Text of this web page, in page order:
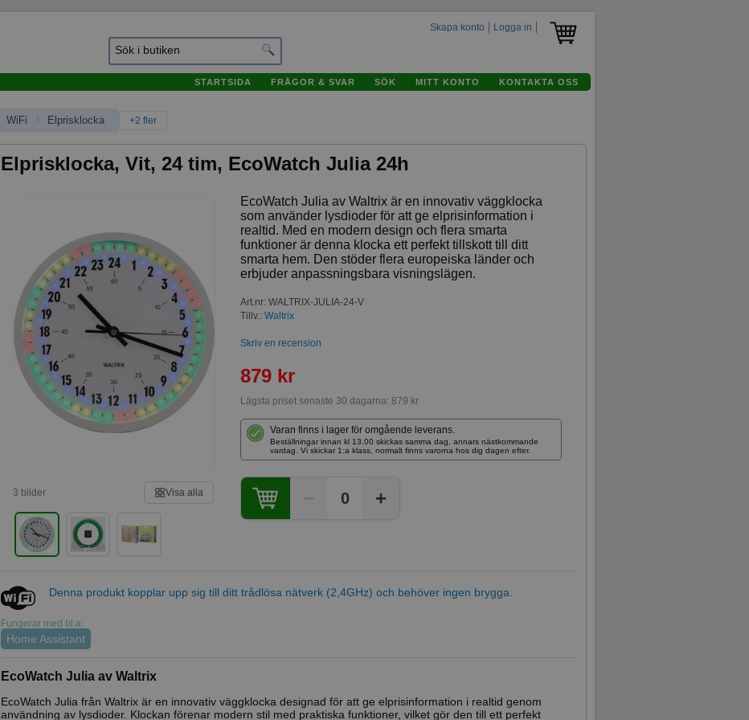
Skapa konto Logga in
STARTSIDA FRÅGOR & SVAR SÖK MITT KONTO KONTAKTA OSS
WiFi › Elprisklocka +2 fler
Elprisklocka, Vit, 24 tim, EcoWatch Julia 24h
3 bilder Visa alla
EcoWatch Julia av Waltrix är en innovativ väggklocka
som använder lysdioder för att ge elprisinformation i
realtid. Med en modern design och flera smarta
funktioner är denna klocka ett perfekt tillskott till ditt
smarta hem. Den stöder flera europeiska länder och
erbjuder anpassningsbara visningslägen.
Art.nr: WALTRIX-JULIA-24-V
Tillv.: Waltrix
Skriv en recension
879 kr
Lägsta priset senaste 30 dagarna: 879 kr
Varan finns i lager för omgående leverans.
Beställningar innan kl 13.00 skickas samma dag, annars nästkommande
vardag. Vi skickar 1:a klass, normalt finns varorna hos dig dagen efter.
0 +
Denna produkt kopplar upp sig till ditt trådlösa nätverk (2,4GHz) och behöver ingen brygga.
Fungerar med bl.a:
Home Assistant
EcoWatch Julia av Waltrix
EcoWatch Julia från Waltrix är en innovativ väggklocka designad för att ge elprisinformation i realtid genom
användning av lysdioder. Klockan förenar modern stil med praktiska funktioner, vilket gör den till ett perfekt